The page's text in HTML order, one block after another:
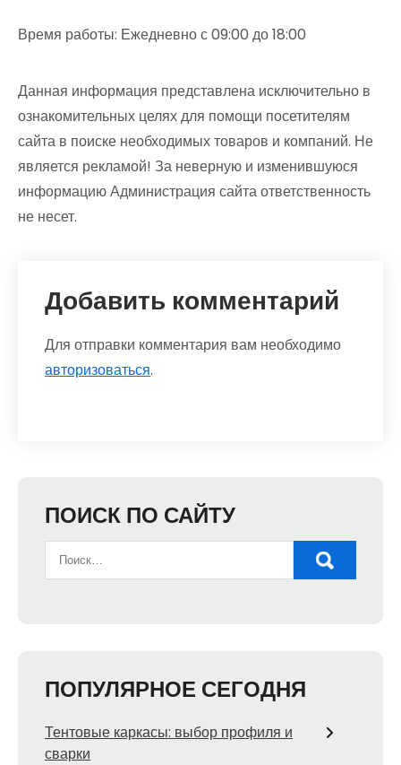
Время работы: Ежедневно с 09:00 до 18:00
Данная информация представлена исключительно в
ознакомительных целях для помощи посетителям
сайта в поиске необходимых товаров и компаний. Не
является рекламой! За неверную и изменившуюся
информацию Администрация сайта ответственность
не несет.
Добавить комментарий
Для отправки комментария вам необходимо
авторизоваться.
ПОИСК ПО САЙТУ
ПОПУЛЯРНОЕ СЕГОДНЯ
Тентовые каркасы: выбор профиля и
сварки